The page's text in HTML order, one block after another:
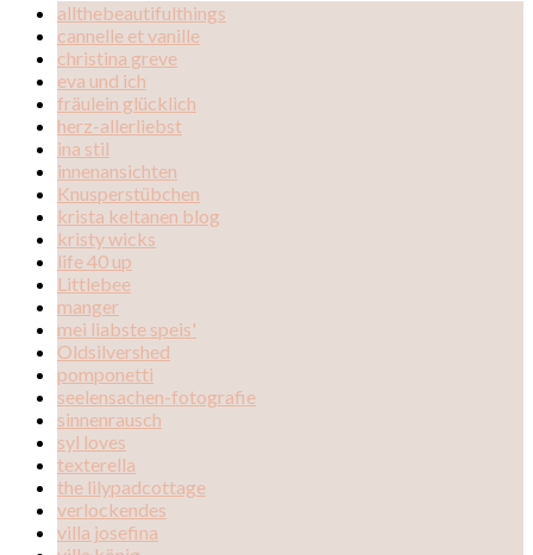
allthebeautifulthings
cannelle et vanille
christina greve
eva und ich
fräulein glücklich
herz-allerliebst
ina stil
innenansichten
Knusperstübchen
krista keltanen blog
kristy wicks
life 40 up
Littlebee
manger
mei liabste speis'
Oldsilvershed
pomponetti
seelensachen-fotografie
sinnenrausch
syl loves
texterella
the lilypadcottage
verlockendes
villa josefina